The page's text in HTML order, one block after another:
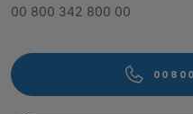
00 800 342 800 00